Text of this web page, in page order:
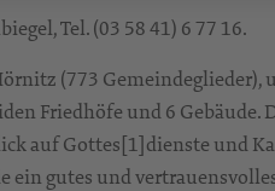
Tel. (03 58 41) 6 77 16.
(773
Friedhöfe und 6
auf Gottes[1]dienste und
ein gutes und